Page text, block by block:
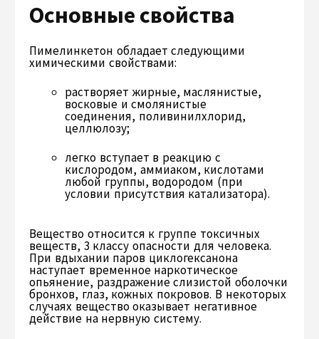
Основные свойства
Пимелинкетон обладает следующими
химическими свойствами:
растворяет жирные, маслянистые,
восковые и смолянистые
соединения, поливинилхлорид,
целлюлозу;
легко вступает в реакцию с
кислородом, аммиаком, кислотами
любой группы, водородом (при
условии присутствия катализатора).
Вещество относится к группе токсичных
веществ, 3 классу опасности для человека.
При вдыхании паров циклогексанона
наступает временное наркотическое
опьянение, раздражение слизистой оболочки
бронхов, глаз, кожных покровов. В некоторых
случаях вещество оказывает негативное
действие на нервную систему.